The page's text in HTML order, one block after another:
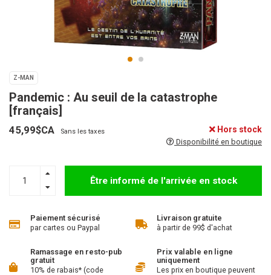
Z-MAN
Pandemic : Au seuil de la catastrophe
[français]
45,99$CA Sans les taxes Hors stock
Disponibilité en boutique
Être informé de l'arrivée en stock
Paiement sécurisé
par cartes ou Paypal
Livraison gratuite
à partir de 99$ d'achat
Ramassage en resto-pub
gratuit
10% de rabais* (code
Prix valable en ligne
uniquement
Les prix en boutique peuvent